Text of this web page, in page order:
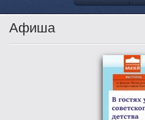
Афиша